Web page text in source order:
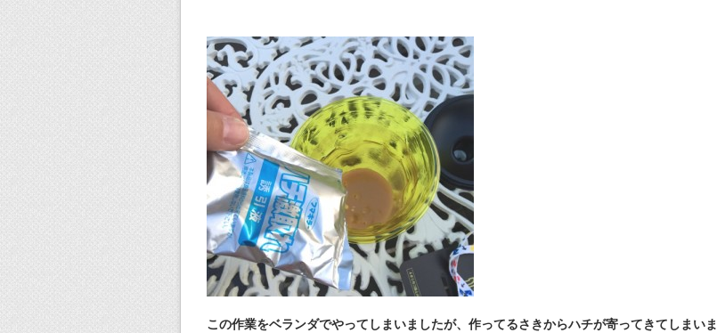
この作業をベランダでやってしまいましたが、作ってるさきからハチが寄ってきてしまいま